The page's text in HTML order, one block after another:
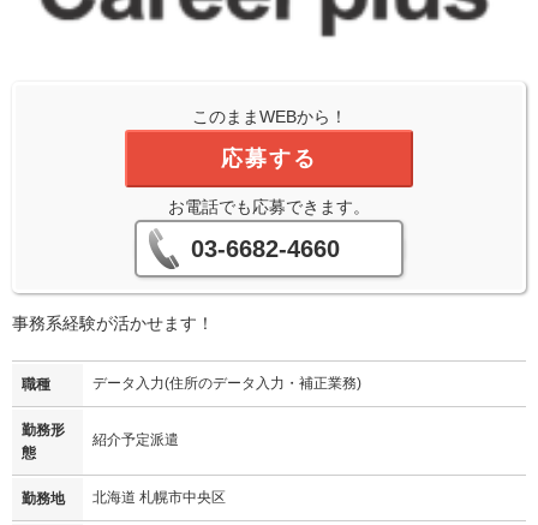
このままWEBから！
応募する
お電話でも応募できます。
03-6682-4660
事務系経験が活かせます！
職種 データ入力(住所のデータ入力・補正業務)
勤務形
態
紹介予定派遣
勤務地 北海道 札幌市中央区